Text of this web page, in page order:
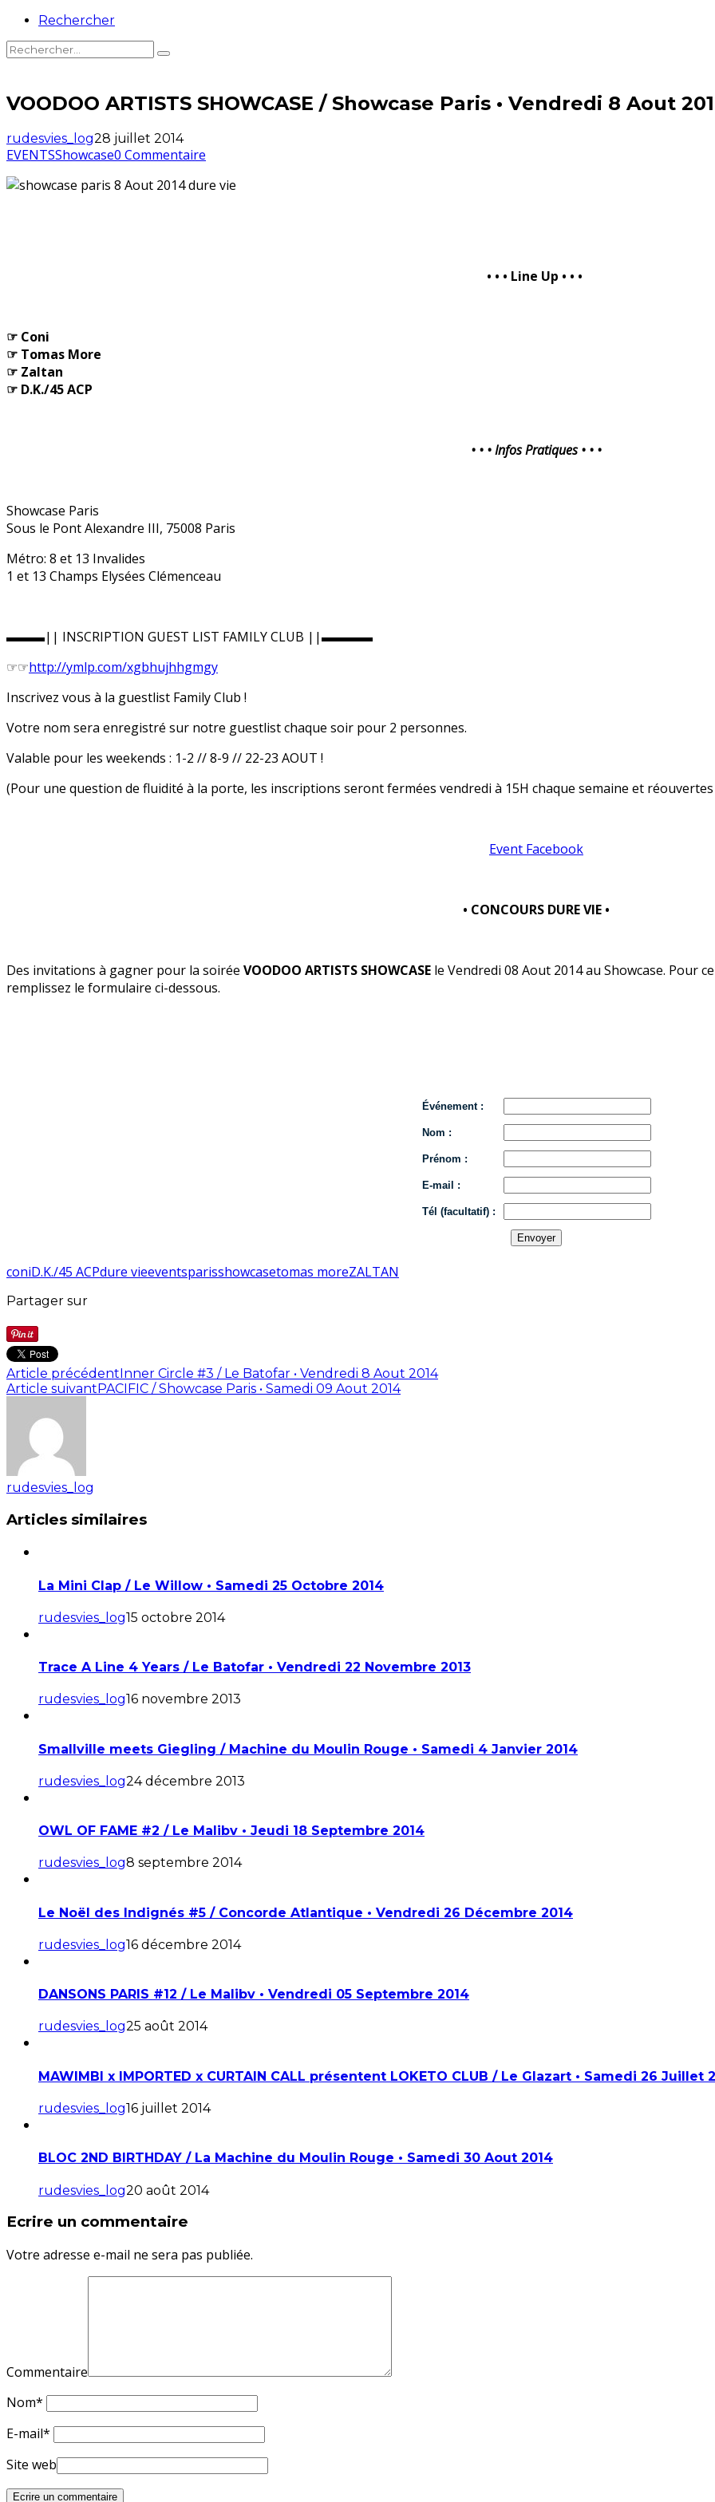
Rechercher
VOODOO ARTISTS SHOWCASE / Showcase Paris • Vendredi 8 Aout
rudesvies_log28 juillet 2014
EVENTSShowcase0 Commentaire
• • • Line Up • • •
☞ Coni
☞ Tomas More
☞ Zaltan
☞ D.K./45 ACP
• • • Infos Pratiques • • •
Showcase Paris
Sous le Pont Alexandre III, 75008 Paris
Métro: 8 et 13 Invalides
1 et 13 Champs Elysées Clémenceau
▬▬▬|| INSCRIPTION GUEST LIST FAMILY CLUB ||▬▬▬▬
☞☞http://ymlp.com/xgbhujhhgmgy
Inscrivez vous à la guestlist Family Club !
Votre nom sera enregistré sur notre guestlist chaque soir pour 2 personnes.
Valable pour les weekends : 1-2 // 8-9 // 22-23 AOUT !
(Pour une question de fluidité à la porte, les inscriptions seront fermées vendredi à 15H chaque semaine et
Event Facebook
• CONCOURS DURE VIE •
Des invitations à gagner pour la soirée VOODOO ARTISTS SHOWCASE le Vendredi 08 Aout 2014 au Showcase. Pour
remplissez le formulaire ci-dessous.
Événement :
Nom :
Prénom :
E-mail :
Tél (facultatif) :
coniD.K./45 ACPdure vieeventsparisshowcasetomas moreZALTAN
Partager sur
Article précédentInner Circle #3 / Le Batofar • Vendredi 8 Aout 2014
Article suivantPACIFIC / Showcase Paris • Samedi 09 Aout 2014
rudesvies_log
Articles similaires
La Mini Clap / Le Willow • Samedi 25 Octobre 2014
rudesvies_log15 octobre 2014
Trace A Line 4 Years / Le Batofar • Vendredi 22 Novembre 2013
rudesvies_log16 novembre 2013
Smallville meets Giegling / Machine du Moulin Rouge • Samedi 4 Janvier 2014
rudesvies_log24 décembre 2013
OWL OF FAME #2 / Le Malibv • Jeudi 18 Septembre 2014
rudesvies_log8 septembre 2014
Le Noël des Indignés #5 / Concorde Atlantique • Vendredi 26 Décembre 2014
rudesvies_log16 décembre 2014
DANSONS PARIS #12 / Le Malibv • Vendredi 05 Septembre 2014
rudesvies_log25 août 2014
MAWIMBI x IMPORTED x CURTAIN CALL présentent LOKETO CLUB / Le Glazart • Samedi 26 Juillet
rudesvies_log16 juillet 2014
BLOC 2ND BIRTHDAY / La Machine du Moulin Rouge • Samedi 30 Aout 2014
rudesvies_log20 août 2014
Ecrire un commentaire
Votre adresse e-mail ne sera pas publiée.
Commentaire
Nom*
E-mail*
Site web